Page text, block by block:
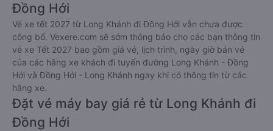
Đồng Hới
Vé xe tết 2027 từ Long Khánh đi Đồng Hới vẫn chưa được
công bố. Vexere.com sẽ sớm thông báo cho các bạn thông tin
vé xe Tết 2027 bao gồm giá vé, lịch trình, ngày giờ bán vé
của các hãng xe khách đi tuyến đường Long Khánh - Đồng
Hới và Đồng Hới - Long Khánh ngay khi có thông tin từ các
hãng xe.
Đặt vé máy bay giá rẻ từ Long Khánh đi
Đồng Hới